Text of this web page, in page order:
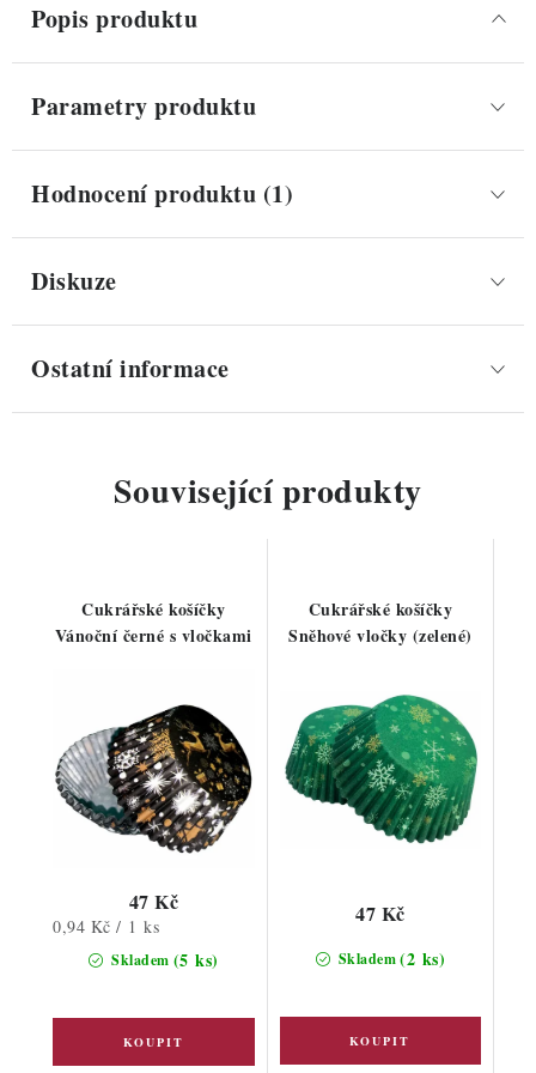
Popis produktu
Parametry produktu
Hodnocení produktu (1)
Diskuze
Ostatní informace
Související produkty
Cukrářské košíčky
Vánoční černé s vločkami
Skladem (5 ks)
47 Kč
Měrná
0,94 Kč / 1 ks
Cukrářské košíčky
Sněhové vločky (zelené)
Skladem(2 ks)
47 Kč